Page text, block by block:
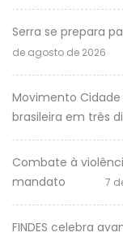
Serra se prepara
de agosto de 2026
Movimento
brasileira em três
Combate à
mandato
7
FINDES celebra